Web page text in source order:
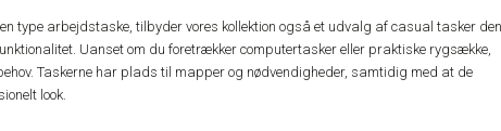
type arbejdstaske, tilbyder vores kollektion også et udvalg af casual tasker den
Uanset om du foretrækker computertasker eller praktiske rygsække,
Taskerne har plads til mapper og nødvendigheder, samtidig med at de
look.